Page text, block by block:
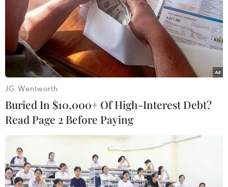
TIN LIÊN QUAN
JG Wentworth
Buried In $10,000+ Of High-Interest Debt?
Read Page 2 Before Paying